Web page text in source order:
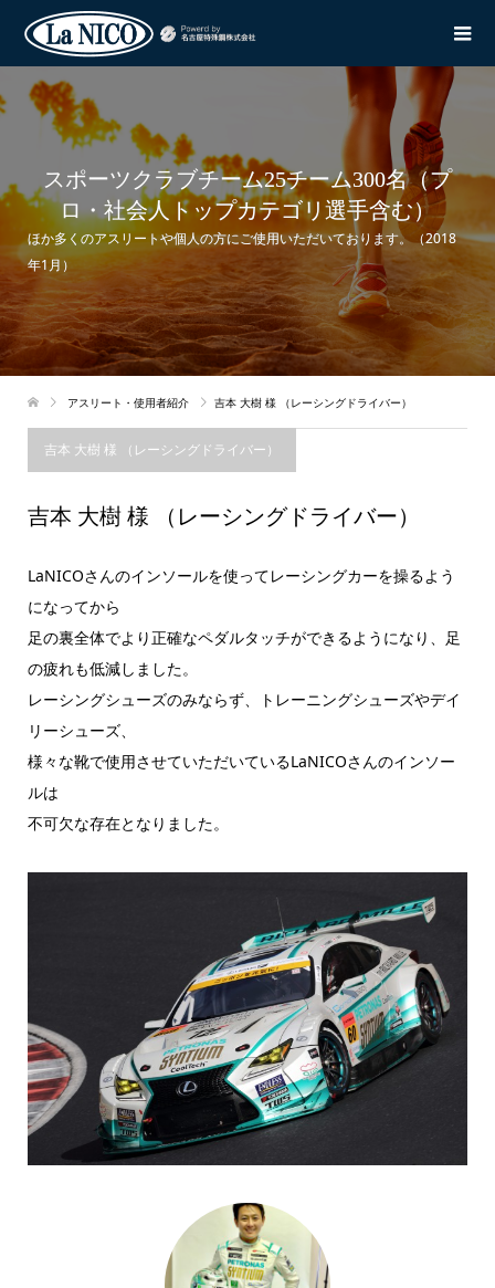
スポーツクラブチーム25チーム300名（プ
ロ・社会人トップカテゴリ選手含む）
ほか多くのアスリートや個人の方にご使用いただいております。（2018
年1月）
アスリート・使用者紹介 吉本 大樹 様 （レーシングドライバー）
吉本 大樹 様 （レーシングドライバー）
吉本 大樹 様 （レーシングドライバー）
LaNICOさんのインソールを使ってレーシングカーを操るよう
になってから
足の裏全体でより正確なペダルタッチができるようになり、足
の疲れも低減しました。
レーシングシューズのみならず、トレーニングシューズやデイ
リーシューズ、
様々な靴で使用させていただいているLaNICOさんのインソー
ルは
不可欠な存在となりました。